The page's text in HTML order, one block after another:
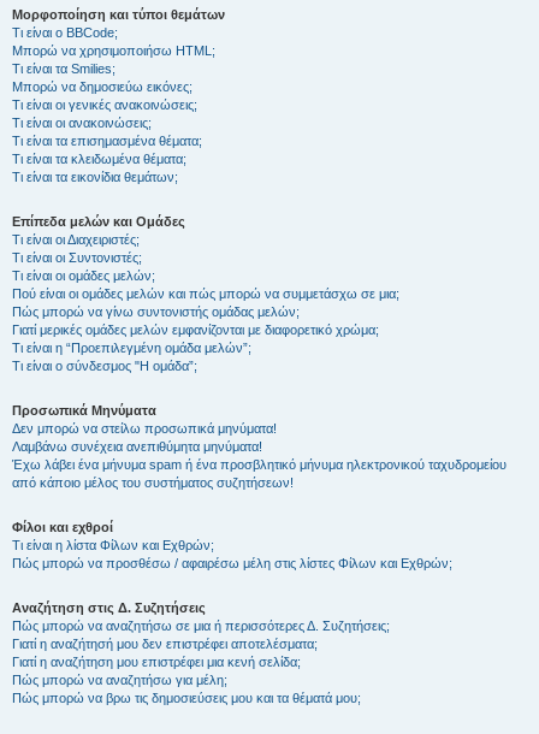
Μορφοποίηση και τύποι θεμάτων
Τι είναι ο BBCode;
Μπορώ να χρησιμοποιήσω HTML;
Τι είναι τα Smilies;
Μπορώ να δημοσιεύω εικόνες;
Τι είναι οι γενικές ανακοινώσεις;
Τι είναι οι ανακοινώσεις;
Τι είναι τα επισημασμένα θέματα;
Τι είναι τα κλειδωμένα θέματα;
Τι είναι τα εικονίδια θεμάτων;
Επίπεδα μελών και Ομάδες
Τι είναι οι Διαχειριστές;
Τι είναι οι Συντονιστές;
Τι είναι οι ομάδες μελών;
Πού είναι οι ομάδες μελών και πώς μπορώ να συμμετάσχω σε μια;
Πώς μπορώ να γίνω συντονιστής ομάδας μελών;
Γιατί μερικές ομάδες μελών εμφανίζονται με διαφορετικό χρώμα;
Τι είναι η “Προεπιλεγμένη ομάδα μελών”;
Τι είναι ο σύνδεσμος "Η ομάδα”;
Προσωπικά Μηνύματα
Δεν μπορώ να στείλω προσωπικά μηνύματα!
Λαμβάνω συνέχεια ανεπιθύμητα μηνύματα!
Έχω λάβει ένα μήνυμα spam ή ένα προσβλητικό μήνυμα ηλεκτρονικού ταχυδρομείου
από κάποιο μέλος του συστήματος συζητήσεων!
Φίλοι και εχθροί
Τι είναι η λίστα Φίλων και Εχθρών;
Πώς μπορώ να προσθέσω / αφαιρέσω μέλη στις λίστες Φίλων και Εχθρών;
Αναζήτηση στις Δ. Συζητήσεις
Πώς μπορώ να αναζητήσω σε μια ή περισσότερες Δ. Συζητήσεις;
Γιατί η αναζήτησή μου δεν επιστρέφει αποτελέσματα;
Γιατί η αναζήτηση μου επιστρέφει μια κενή σελίδα;
Πώς μπορώ να αναζητήσω για μέλη;
Πώς μπορώ να βρω τις δημοσιεύσεις μου και τα θέματά μου;